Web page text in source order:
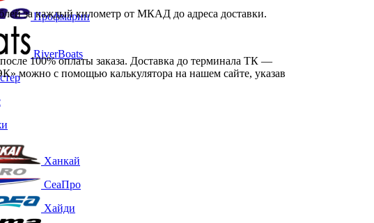
Профмарин
RiverBoats
Ханкай
СеаПро
Хайди
за каждый километр от МКАД до адреса доставки.
100% оплаты заказа. Доставка до терминала ТК —
можно с помощью калькулятора на нашем сайте, указав